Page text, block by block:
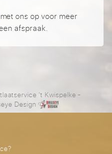
met ons op voor meer
afspraak.
't Kwispelke-
Design